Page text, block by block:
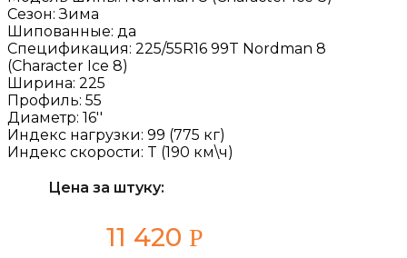
Сезон:Зима
Шипованные: да
Спецификация: 225/55R16 99T Nordman 8
(Character Ice 8)
Ширина: 225
Профиль: 55
Диаметр: 16''
Индекс нагрузки: 99 (775 кг)
Индекс скорости: T (190 км\ч)
Цена за штуку:
11 420 Р